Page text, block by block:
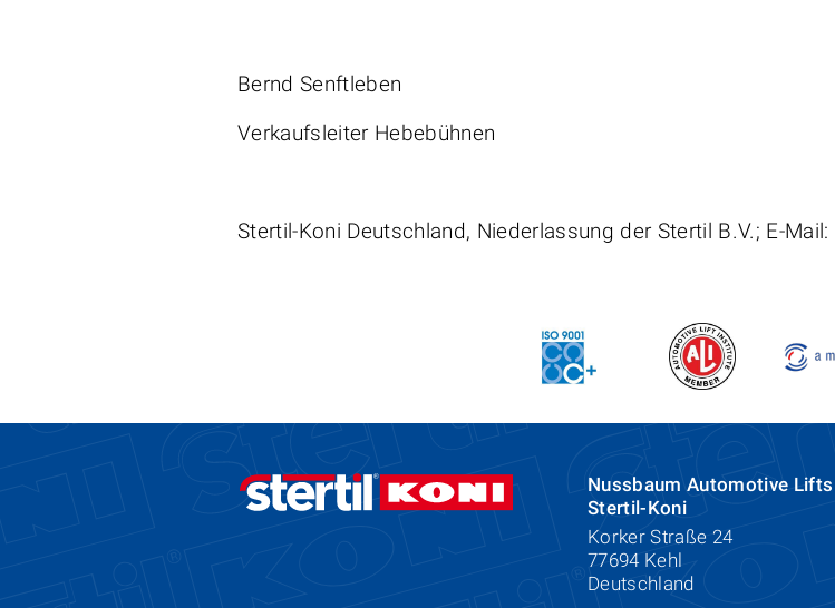
Bernd Senftleben
Verkaufsleiter Hebebühnen
Stertil-Koni Deutschland, Niederlassung der Stertil B.V.; E-
Nussbaum Automotive
Stertil-Koni
Korker Straße 24
77694 Kehl
Deutschland